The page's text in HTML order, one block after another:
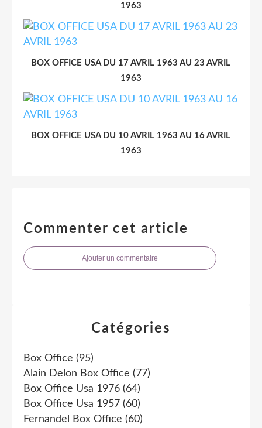
1963
BOX OFFICE USA DU 17 AVRIL 1963 AU 23 AVRIL
1963
BOX OFFICE USA DU 10 AVRIL 1963 AU 16 AVRIL
1963
Commenter cet article
Ajouter un commentaire
Catégories
Box Office (95)
Alain Delon Box Office (77)
Box Office Usa 1976 (64)
Box Office Usa 1957 (60)
Fernandel Box Office (60)